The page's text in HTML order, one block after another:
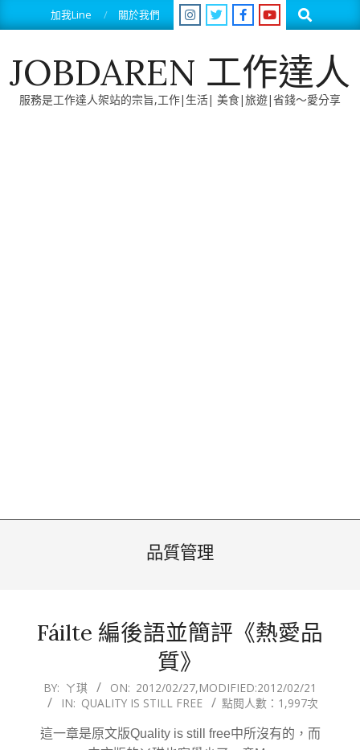
to
加我Line 關於我們 Search
JOBDAREN 工作達人
服務是工作達人架站的宗旨,工作|生活| 美食|旅遊|省錢～愛分享
品質管理
Fáilte 編後語並簡評《熱愛品
質》
2012-
02-
27
BY: ㄚ琪 ON: 2012/02/27,MODIFIED:2012/02/21
IN: QUALITY IS STILL FREE 點閱人數：1,997次
這一章是原文版Quality is still free中所沒有的，而